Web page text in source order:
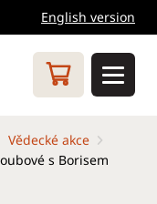
English version
Vědecké akce
s Borisem